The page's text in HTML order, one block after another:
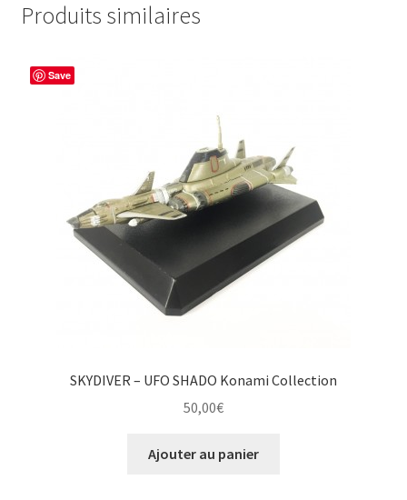
Produits similaires
Save
SKYDIVER – UFO SHADO Konami Collection
50,00€
Ajouter au panier